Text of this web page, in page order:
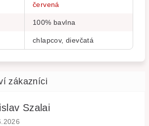
červená
100% bavlna
chlapcov, dievčatá
Szalai
obchodu je 5 z 5 hvězdiček.